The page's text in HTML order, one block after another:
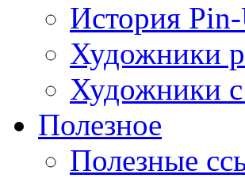
История
Художники
Художники
Полезное
Полезные